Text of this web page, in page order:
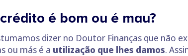
é bom ou é mau?
dizer no Doutor Finanças que não
ou más é a utilização que lhes damos.